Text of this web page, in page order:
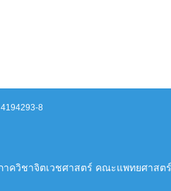
8
าควิชาจิตเวชศาสตร์ คณะแพทยศาสต